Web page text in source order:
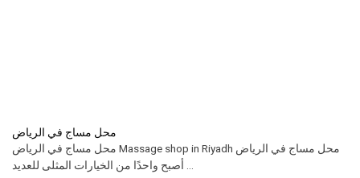
محل مساج في الرياض
محل مساج في الرياض Massage shop in Riyadh محل مساج في الرياض
أصبح واحدًا من الخيارات المثلى للعديد ...